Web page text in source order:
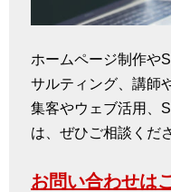
ホームページ制作や
サルティング、講師
集客やウェブ活用、
は、ぜひご相談くだ
お問い合わせは